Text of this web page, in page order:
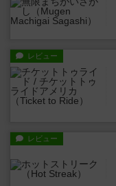
レビュー
レビュー